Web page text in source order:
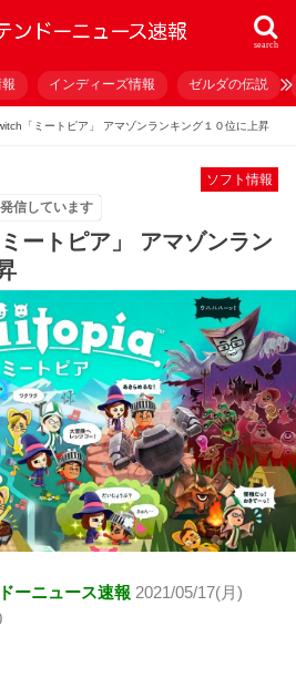
search
インディーズ情報 ゼルダの伝説
「ミートピア」 アマゾンランキング１０位に上昇
ソフト情報
信しています
ートピア」 アマゾンラン
ーニュース速報 2021/05/17(月)